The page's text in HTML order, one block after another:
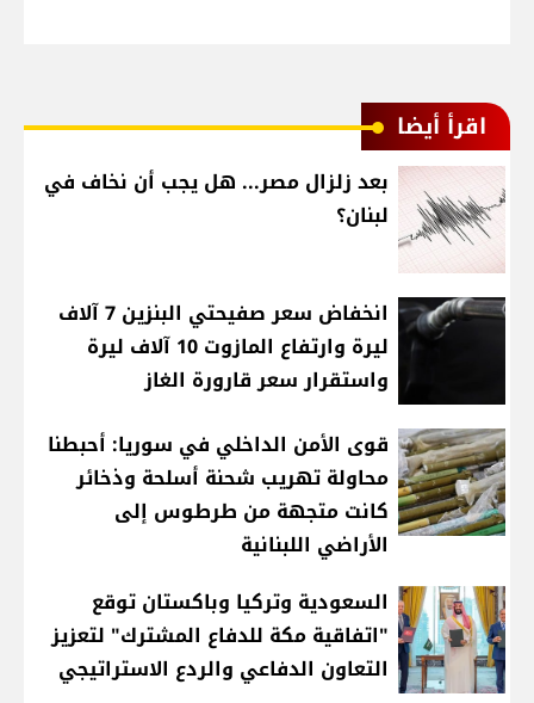
اقرأ أيضا
بعد زلزال مصر... هل يجب أن نخاف في
لبنان؟
انخفاض سعر صفيحتي البنزين 7 آلاف
ليرة وارتفاع المازوت 10 آلاف ليرة
واستقرار سعر قارورة الغاز
قوى الأمن الداخلي في سوريا: أحبطنا
محاولة تهريب شحنة أسلحة وذخائر
كانت متجهة من طرطوس إلى
الأراضي اللبنانية
السعودية وتركيا وباكستان توقع
"اتفاقية مكة للدفاع المشترك" لتعزيز
التعاون الدفاعي والردع الاستراتيجي